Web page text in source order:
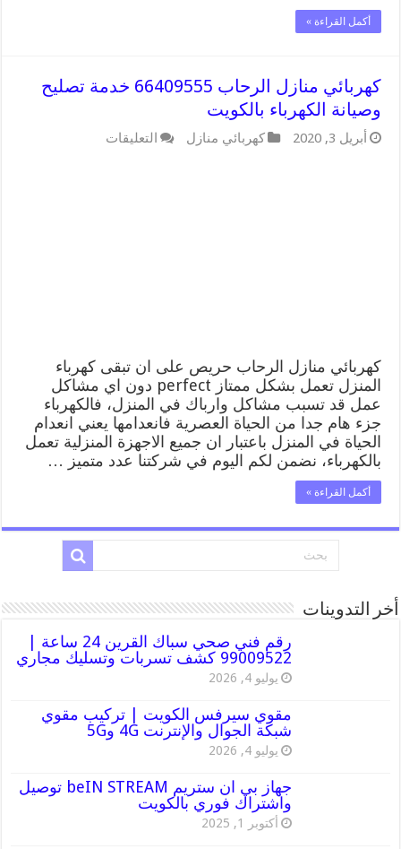
أكمل القراءة »
كهربائي منازل الرحاب 66409555 خدمة تصليح
وصيانة الكهرباء بالكويت
أبريل 3, 2020 كهربائي منازل التعليقات
كهربائي منازل الرحاب حريص على ان تبقى كهرباء
المنزل تعمل بشكل ممتاز perfect دون اي مشاكل
عمل قد تسبب مشاكل وارباك في المنزل، فالكهرباء
جزء هام جدا من الحياة العصرية فانعدامها يعني انعدام
الحياة في المنزل باعتبار ان جميع الاجهزة المنزلية تعمل
بالكهرباء، نضمن لكم اليوم في شركتنا عدد متميز …
أكمل القراءة »
أخر التدوينات
رقم فني صحي سباك القرين 24 ساعة |
99009522 كشف تسربات وتسليك مجاري
يوليو 4, 2026
مقوي سيرفس الكويت | تركيب مقوي
شبكة الجوال والإنترنت 4G و5G
يوليو 4, 2026
جهاز بي ان ستريم beIN STREAM توصيل
واشتراك فوري بالكويت
أكتوبر 1, 2025